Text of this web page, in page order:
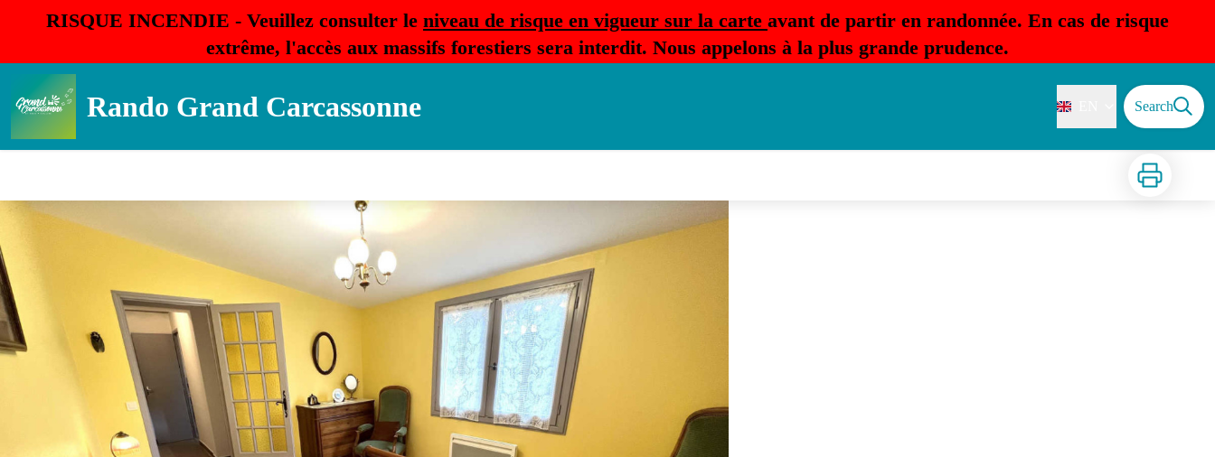
RISQUE INCENDIE - Veuillez consulter le niveau de risque en vigueur sur la carte avant de partir en randonnée. En cas de risque
extrême, l'accès aux massifs forestiers sera interdit. Nous appelons à la plus grande prudence.
Rando Grand Carcassonne Search
Print